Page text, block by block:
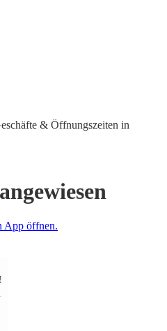
& Öffnungszeiten in
App öffnen.